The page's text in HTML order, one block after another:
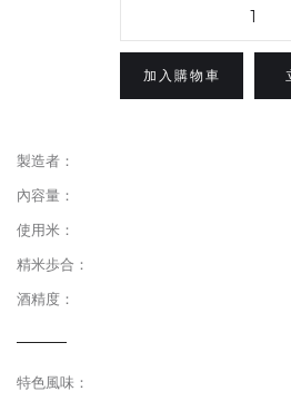
製造者：
內容量：
使用米：
精米歩合：
酒精度：
特色風味：